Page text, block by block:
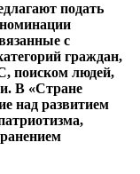
подать
с
граждан,
поиском людей,
В «Стране
над развитием